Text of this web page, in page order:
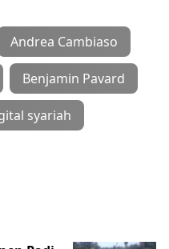
Andrea Cambiaso
Benjamin Pavard
syariah